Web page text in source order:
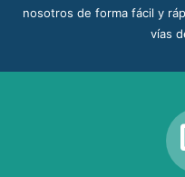
nosotros de forma fácil y
vías